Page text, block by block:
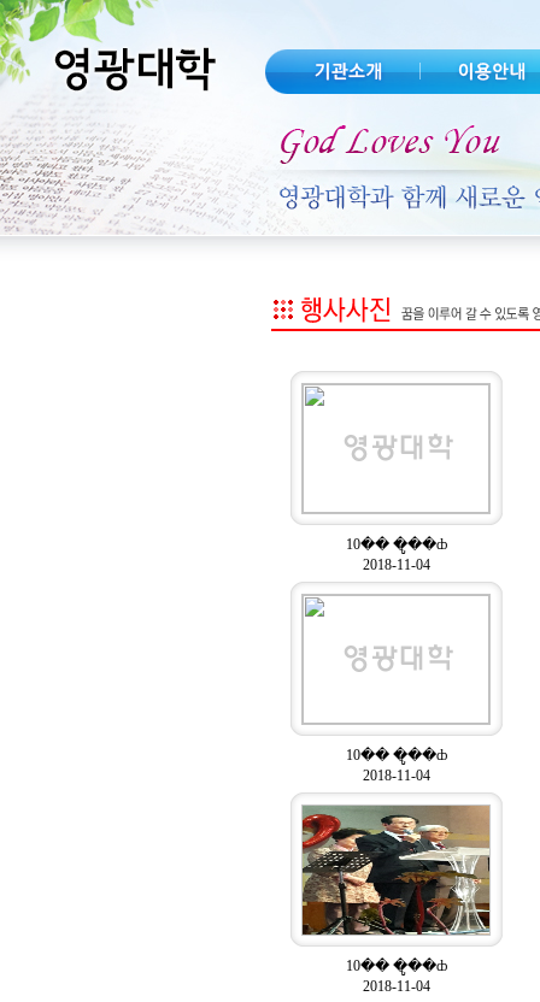
10�� �ູ��ȸ
2018-11-04
10�� �ູ��ȸ
2018-11-04
10�� �ູ��ȸ
2018-11-04